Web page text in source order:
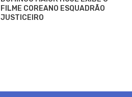
FILME COREANO ESQUADRÃO
JUSTICEIRO